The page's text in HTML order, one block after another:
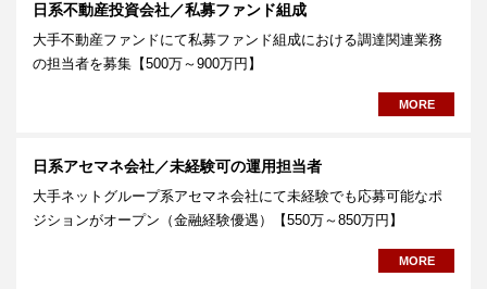
日系不動産投資会社／私募ファンド組成
大手不動産ファンドにて私募ファンド組成における調達関連業務
の担当者を募集【500万～900万円】
MORE
日系アセマネ会社／未経験可の運用担当者
大手ネットグループ系アセマネ会社にて未経験でも応募可能なポ
ジションがオープン（金融経験優遇）【550万～850万円】
MORE